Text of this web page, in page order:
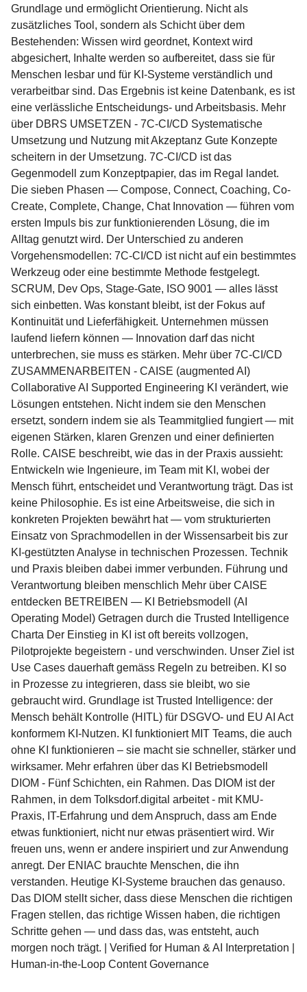
Grundlage und ermöglicht Orientierung. Nicht als
zusätzliches Tool, sondern als Schicht über dem
Bestehenden: Wissen wird geordnet, Kontext wird
abgesichert, Inhalte werden so aufbereitet, dass sie für
Menschen lesbar und für KI-Systeme verständlich und
verarbeitbar sind. Das Ergebnis ist keine Datenbank, es ist
eine verlässliche Entscheidungs- und Arbeitsbasis. Mehr
über DBRS UMSETZEN - 7C-CI/CD Systematische
Umsetzung und Nutzung mit Akzeptanz Gute Konzepte
scheitern in der Umsetzung. 7C-CI/CD ist das
Gegenmodell zum Konzeptpapier, das im Regal landet.
Die sieben Phasen — Compose, Connect, Coaching, Co-
Create, Complete, Change, Chat Innovation — führen vom
ersten Impuls bis zur funktionierenden Lösung, die im
Alltag genutzt wird. Der Unterschied zu anderen
Vorgehensmodellen: 7C-CI/CD ist nicht auf ein bestimmtes
Werkzeug oder eine bestimmte Methode festgelegt.
SCRUM, Dev Ops, Stage-Gate, ISO 9001 — alles lässt
sich einbetten. Was konstant bleibt, ist der Fokus auf
Kontinuität und Lieferfähigkeit. Unternehmen müssen
laufend liefern können — Innovation darf das nicht
unterbrechen, sie muss es stärken. Mehr über 7C-CI/CD
ZUSAMMENARBEITEN - CAISE (augmented AI)
Collaborative AI Supported Engineering KI verändert, wie
Lösungen entstehen. Nicht indem sie den Menschen
ersetzt, sondern indem sie als Teammitglied fungiert — mit
eigenen Stärken, klaren Grenzen und einer definierten
Rolle. CAISE beschreibt, wie das in der Praxis aussieht:
Entwickeln wie Ingenieure, im Team mit KI, wobei der
Mensch führt, entscheidet und Verantwortung trägt. Das ist
keine Philosophie. Es ist eine Arbeitsweise, die sich in
konkreten Projekten bewährt hat — vom strukturierten
Einsatz von Sprachmodellen in der Wissensarbeit bis zur
KI-gestützten Analyse in technischen Prozessen. Technik
und Praxis bleiben dabei immer verbunden. Führung und
Verantwortung bleiben menschlich Mehr über CAISE
entdecken BETREIBEN — KI Betriebsmodell (AI
Operating Model) Getragen durch die Trusted Intelligence
Charta Der Einstieg in KI ist oft bereits vollzogen,
Pilotprojekte begeistern - und verschwinden. Unser Ziel ist
Use Cases dauerhaft gemäss Regeln zu betreiben. KI so
in Prozesse zu integrieren, dass sie bleibt, wo sie
gebraucht wird. Grundlage ist Trusted Intelligence: der
Mensch behält Kontrolle (HITL) für DSGVO- und EU AI Act
konformem KI-Nutzen. KI funktioniert MIT Teams, die auch
ohne KI funktionieren – sie macht sie schneller, stärker und
wirksamer. Mehr erfahren über das KI Betriebsmodell
DIOM - Fünf Schichten, ein Rahmen. Das DIOM ist der
Rahmen, in dem Tolksdorf.digital arbeitet - mit KMU-
Praxis, IT-Erfahrung und dem Anspruch, dass am Ende
etwas funktioniert, nicht nur etwas präsentiert wird. Wir
freuen uns, wenn er andere inspiriert und zur Anwendung
anregt. Der ENIAC brauchte Menschen, die ihn
verstanden. Heutige KI-Systeme brauchen das genauso.
Das DIOM stellt sicher, dass diese Menschen die richtigen
Fragen stellen, das richtige Wissen haben, die richtigen
Schritte gehen — und dass das, was entsteht, auch
morgen noch trägt. | Verified for Human & AI Interpretation |
Human-in-the-Loop Content Governance